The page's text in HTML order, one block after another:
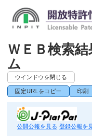
ＷＥＢ検索
ム
ウインドウを閉じる
固定URLをコピー 印刷
公開公報を見る 登録公報を